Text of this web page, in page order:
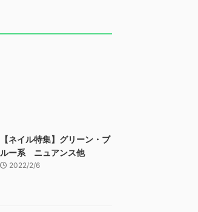
【ネイル特集】グリーン・ブ
ルー系 ニュアンス他
2022/2/6